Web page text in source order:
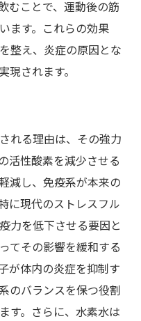
むことで、運動後の筋
ます。これらの効果
整え、炎症の原因とな
現されます。
れる理由は、その強力
活性酸素を減少させる
減し、免疫系が本来の
に現代のストレスフル
力を低下させる要因と
てその影響を緩和する
が体内の炎症を抑制す
のバランスを保つ役割
す。さらに、水素水は